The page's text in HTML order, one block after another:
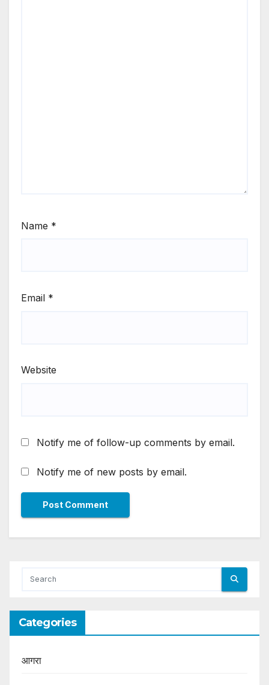
Name *
Email *
Website
Notify me of follow-up comments by email.
Notify me of new posts by email.
Categories
आगरा